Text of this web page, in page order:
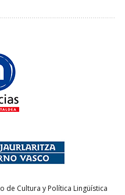
de Cultura y Política Lingüística